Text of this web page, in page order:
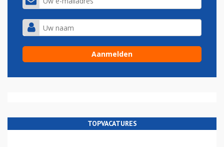
TOPVACATURES